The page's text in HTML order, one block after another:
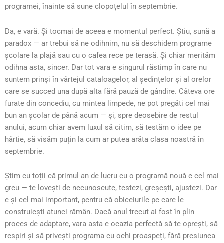
programei, înainte să sune clopoțelul în septembrie.
Da, e vară. Și tocmai de aceea e momentul perfect. Știu, sună a
paradox — ar trebui să ne odihnim, nu să deschidem programe
școlare la plajă sau cu o cafea rece pe terasă. Și chiar merităm
odihna asta, sincer. Dar tot vara e singurul răstimp în care nu
suntem prinși în vârtejul cataloagelor, al ședințelor și al orelor
care se succed una după alta fără pauză de gândire. Câteva ore
furate din concediu, cu mintea limpede, ne pot pregăti cel mai
bun an școlar de până acum — și, spre deosebire de restul
anului, acum chiar avem luxul să citim, să testăm o idee pe
hârtie, să visăm puțin la cum ar putea arăta clasa noastră în
septembrie.
Știm cu toții că primul an de lucru cu o programă nouă e cel mai
greu — te lovești de necunoscute, testezi, greșești, ajustezi. Dar
e și cel mai important, pentru că obiceiurile pe care le
construiești atunci rămân. Dacă anul trecut ai fost în plin
proces de adaptare, vara asta e ocazia perfectă să te oprești, să
respiri și să privești programa cu ochi proaspeți, fără presiunea